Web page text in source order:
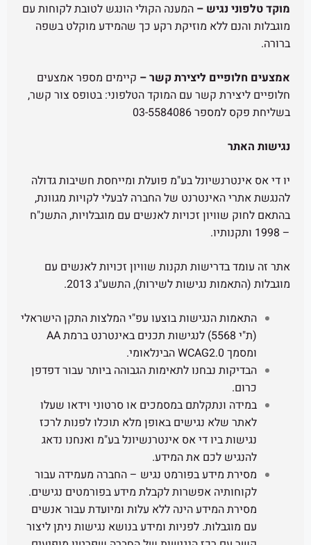
–המענה הקולי הונגש לטובת לקוחות עם
ללא מוזיקת רקע כך שהמידע מוקלט בשפה
ליצירת קשר–קיימים מספר אמצעים
קשר עם המוקד הטלפוני: בטופס צור קשר,
5584086
בע"מ פועלת ומייחסת חשיבות גדולה
של החברה לבעלי לקויות מגוונת,
זכויות לאנשים עם מוגבלויות, התשנ"ח
תקנות שוויון זכויות לאנשים עם
נגישות לשירות), התשע"ג 2013.
הנגישות בוצעו עפ"י המלצות התקן הישראלי
(ת"י 5568) לנגישות תכנים באינטרנט ברמת AA
נבחנו לתאימות הגבוהה ביותר עבור דפדפן
ונתקלתם במסמכים או סרטוני וידאו שעלו
נגישים באופן מלא תוכלו לפנות לרכז
ביו די אס אינטרנשיונל בע"מ ואנחנו נדאג
לכם את המידע.
מידע בפורמט נגיש – החברה מעמידה עבור
אפשרות לקבלת מידע בפורמטים נגישים.
המידע הינה ללא עלות ומיועדת עבור אנשים
לפניות ומידע בנושא נגישות ניתן ליצור